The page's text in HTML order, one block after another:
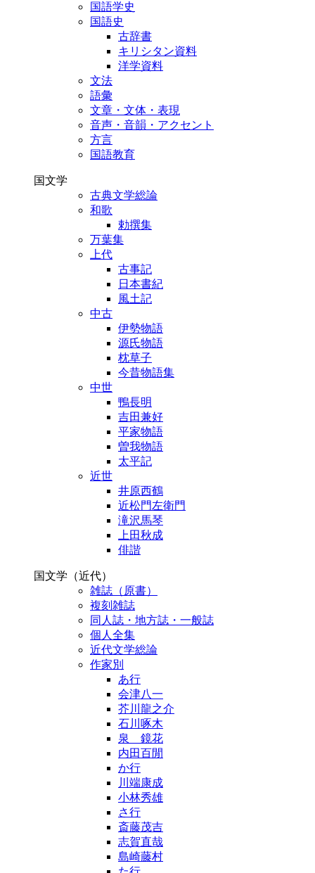
国語学史
国語史
古辞書
キリシタン資料
洋学資料
文法
語彙
文章・文体・表現
音声・音韻・アクセント
方言
国語教育
国文学
古典文学総論
和歌
勅撰集
万葉集
上代
古事記
日本書紀
風土記
中古
伊勢物語
源氏物語
枕草子
今昔物語集
中世
鴨長明
吉田兼好
平家物語
曽我物語
太平記
近世
井原西鶴
近松門左衛門
滝沢馬琴
上田秋成
俳諧
国文学（近代）
雑誌（原書）
複刻雑誌
同人誌・地方誌・一般誌
個人全集
近代文学総論
作家別
あ行
会津八一
芥川龍之介
石川啄木
泉 鏡花
内田百閒
か行
川端康成
小林秀雄
さ行
斎藤茂吉
志賀直哉
島崎藤村